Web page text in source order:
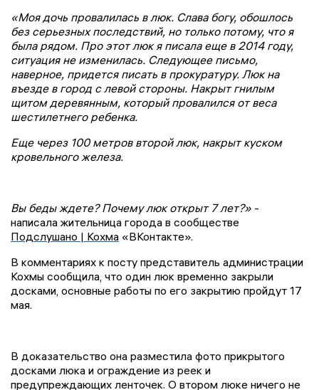
«Моя дочь провалилась в люк. Слава богу, обошлось
без серьезных последствий, но только потому, что я
была рядом. Про этот люк я писала еще в 2014 году,
ситуация не изменилась. Следующее письмо,
наверное, придется писать в прокуратуру. Люк на
въезде в город с левой стороны. Накрыт гнилым
щитом деревянным, который провалился от веса
шестилетнего ребенка.
Еще через 100 метров второй люк, накрыт куском
кровельного железа.
Вы беды ждете? Почему люк открыт 7 лет?» -
написала жительница города в сообществе
Подслушано | Кохма «ВКонтакте».
В комментариях к посту представитель администрации
Кохмы сообщила, что один люк временно закрыли
досками, основные работы по его закрытию пройдут 17
мая.
В доказательство она разместила фото прикрытого
досками люка и ограждение из реек и
предупреждающих ленточек. О втором люке ничего не